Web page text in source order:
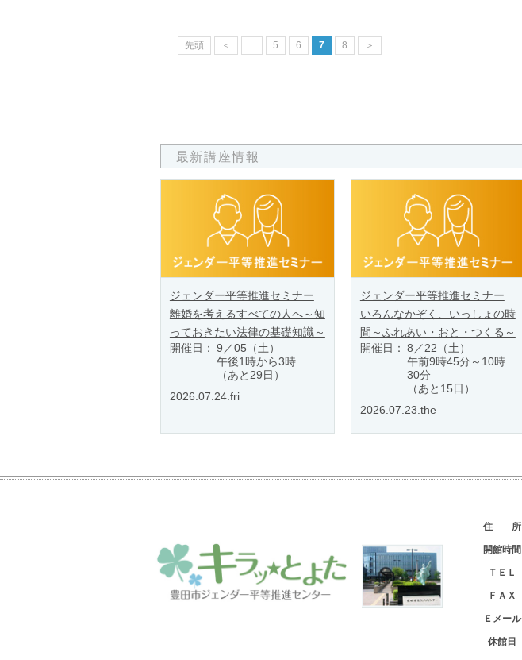
先頭 ＜ ... 5 6 7 8 ＞
最新講座情報
ジェンダー平等推進セミナー
離婚を考えるすべての人へ～知
っておきたい法律の基礎知識～
開催日： 9／05（土）
午後1時から3時
（あと29日）
2026.07.24.fri
ジェンダー平等推進セミナー
いろんなかぞく、いっしょの時
間～ふれあい・おと・つくる～
開催日： 8／22（土）
午前9時45分～10時
30分
（あと15日）
2026.07.23.the
住 所
開館時間
ＴＥＬ
ＦＡＸ
Ｅメール
休館日